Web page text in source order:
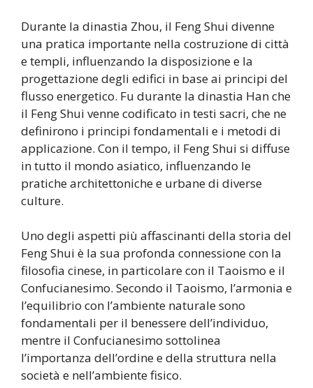
Durante la dinastia Zhou, il Feng Shui divenne
una pratica importante nella costruzione di città
e templi, influenzando la disposizione e la
progettazione degli edifici in base ai principi del
flusso energetico. Fu durante la dinastia Han che
il Feng Shui venne codificato in testi sacri, che ne
definirono i principi fondamentali e i metodi di
applicazione. Con il tempo, il Feng Shui si diffuse
in tutto il mondo asiatico, influenzando le
pratiche architettoniche e urbane di diverse
culture.
Uno degli aspetti più affascinanti della storia del
Feng Shui è la sua profonda connessione con la
filosofia cinese, in particolare con il Taoismo e il
Confucianesimo. Secondo il Taoismo, l’armonia e
l’equilibrio con l’ambiente naturale sono
fondamentali per il benessere dell’individuo,
mentre il Confucianesimo sottolinea
l’importanza dell’ordine e della struttura nella
società e nell’ambiente fisico.